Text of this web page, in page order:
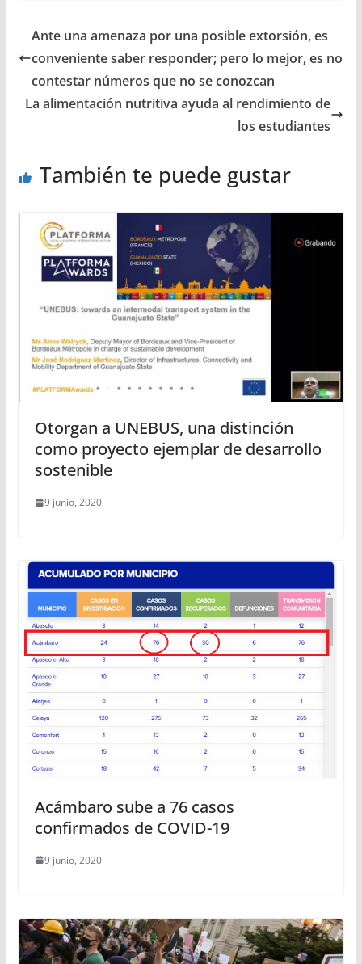
Ante una amenaza por una posible extorsión, es
conveniente saber responder; pero lo mejor, es no
contestar números que no se conozcan
La alimentación nutritiva ayuda al rendimiento de
los estudiantes
También te puede gustar
Otorgan a UNEBUS, una distinción
como proyecto ejemplar de desarrollo
sostenible
9 junio, 2020
Acámbaro sube a 76 casos
confirmados de COVID-19
9 junio, 2020